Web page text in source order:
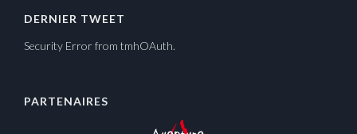
DERNIER TWEET
Security Error from tmhOAuth.
PARTENAIRES